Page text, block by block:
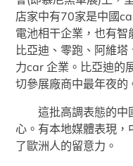
店家中有70家是中國
電池相干企業，也有
比亞迪、零跑、阿維
力car 企業。比亞迪的
切參展廠商中最年夜的
這批高調表態的中
心。有本地媒體表現
了歐洲人的留意力。